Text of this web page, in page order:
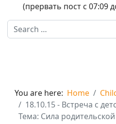
(прервать пост с 07:09
Search
You are here: Home
18.10.15 - Встреча с
Тема: Сила